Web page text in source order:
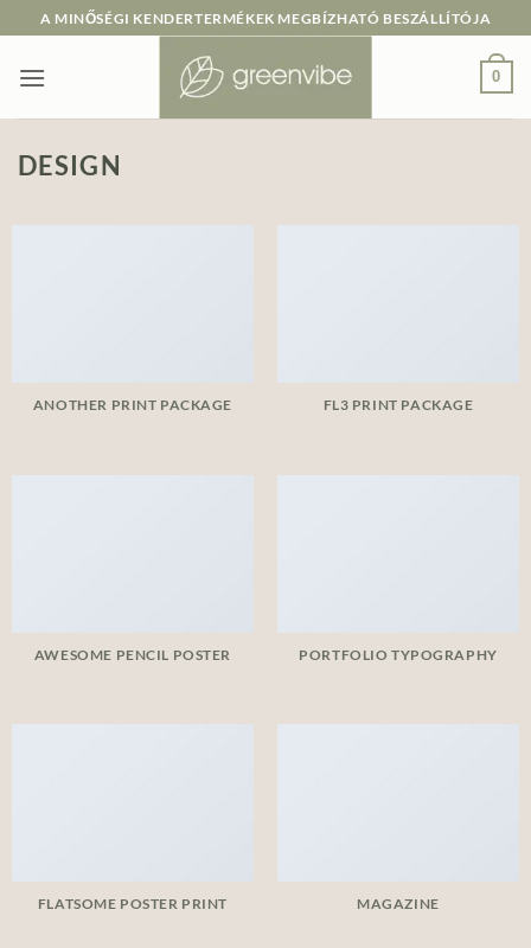
to
content
A MINŐSÉGI KENDERTERMÉKEK MEGBÍZHATÓ BESZÁLLÍTÓJA
0
DESIGN
ANOTHER PRINT PACKAGE FL3 PRINT PACKAGE
AWESOME PENCIL POSTER PORTFOLIO TYPOGRAPHY
FLATSOME POSTER PRINT MAGAZINE